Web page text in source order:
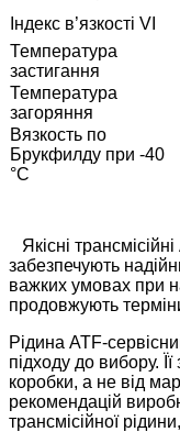
Індекс в’язкості VI
Температура
застигання
Температура
загоряння
Вязкость по
Брукфилду при -40
°C
Якісні
забезпечують
важких умовах при
продовжують терміни
Рідина ATF-
підходу до вибору.
коробки, а не від
рекомендацій
трансмісійної